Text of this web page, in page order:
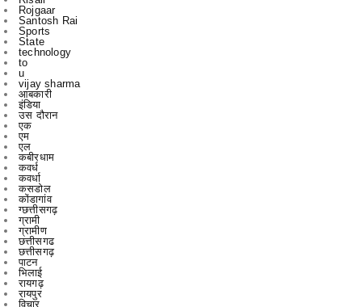
technology
to
u
vijay sharma
आबकारी
इंडिया
उस दौरान
एक
एम
एल
कबीरधाम
कवर्ध
कवर्धा
कसडोल
कोंडागांव
ग्छत्तीसगढ़
ग्रामी
ग्रामीण
छत्तीसगढ
छत्तीसगढ़
पाटन
भिलाई
रायगढ़
रायपुर
विचार
विचार मंथन
विचारमंथन
शहर
शहरChhattisgarrh